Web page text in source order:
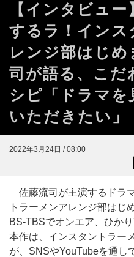
【インタビュ
するラ！インス
レンジ部はじめ
司が語る、こだ
シピ「ドラマを
いただきたい」
2022年3月24日 / 08:00
佐藤流司が主演するドラ
トラーメンアレンジ部はじ
BS-TBSでオンエア、ひか
本作は、インスタントラー
が、SNSやYouTubeを通し